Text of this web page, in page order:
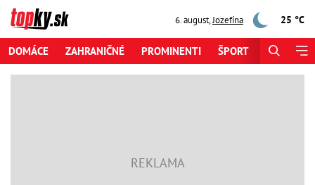
6. august,Jozefína 25 °C
DOMÁCE ZAHRANIČNÉ PROMINENTI ŠPORT